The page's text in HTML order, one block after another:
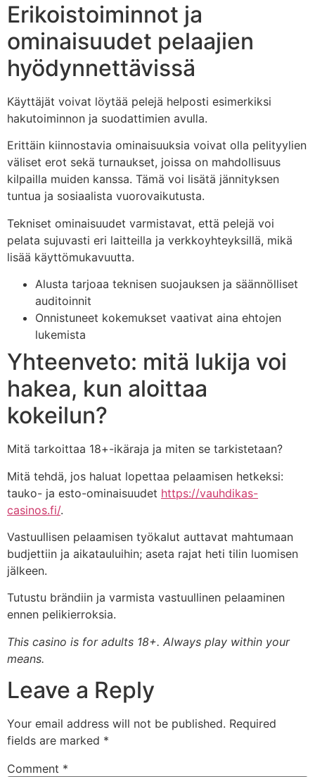
Erikoistoiminnot ja
ominaisuudet pelaajien
hyödynnettävissä
Käyttäjät voivat löytää pelejä helposti esimerkiksi
hakutoiminnon ja suodattimien avulla.
Erittäin kiinnostavia ominaisuuksia voivat olla pelityylien
väliset erot sekä turnaukset, joissa on mahdollisuus
kilpailla muiden kanssa. Tämä voi lisätä jännityksen
tuntua ja sosiaalista vuorovaikutusta.
Tekniset ominaisuudet varmistavat, että pelejä voi
pelata sujuvasti eri laitteilla ja verkkoyhteyksillä, mikä
lisää käyttömukavuutta.
Alusta tarjoaa teknisen suojauksen ja säännölliset
auditoinnit
Onnistuneet kokemukset vaativat aina ehtojen
lukemista
Yhteenveto: mitä lukija voi
hakea, kun aloittaa
kokeilun?
Mitä tarkoittaa 18+-ikäraja ja miten se tarkistetaan?
Mitä tehdä, jos haluat lopettaa pelaamisen hetkeksi:
tauko- ja esto-ominaisuudet https://vauhdikas-
casinos.fi/.
Vastuullisen pelaamisen työkalut auttavat mahtumaan
budjettiin ja aikatauluihin; aseta rajat heti tilin luomisen
jälkeen.
Tutustu brändiin ja varmista vastuullinen pelaaminen
ennen pelikierroksia.
This casino is for adults 18+. Always play within your
means.
Leave a Reply
Your email address will not be published. Required
fields are marked *
Comment *